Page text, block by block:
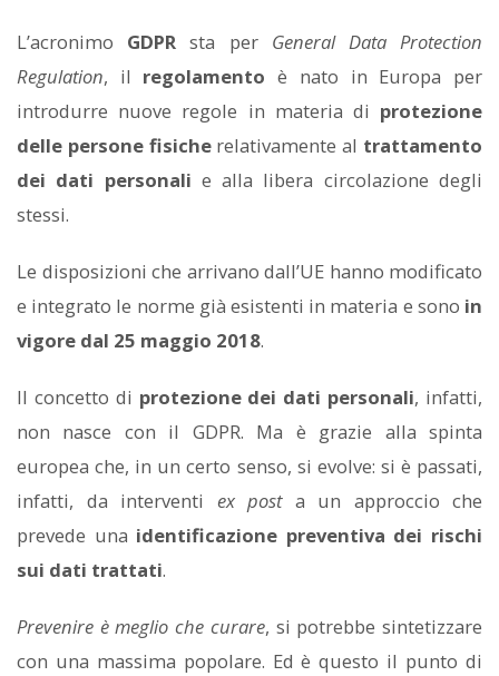
L’acronimo GDPR sta per General Data Protection
Regulation, il regolamento è nato in Europa per
introdurre nuove regole in materia di protezione
delle persone fisicherelativamente al trattamento
dei dati personali e alla libera circolazione degli
stessi.
Le disposizioni che arrivano dall’UE hanno modificato
e integrato le norme già esistenti in materia e sono in
vigore dal 25 maggio 2018.
Il concetto di protezione dei dati personali, infatti,
non nasce con il GDPR. Ma è grazie alla spinta
europea che, in un certo senso, si evolve: si è passati,
infatti, da interventi ex posta un approccio che
prevede una identificazione preventiva dei rischi
sui dati trattati.
Prevenire è meglio che curare, si potrebbe sintetizzare
con una massima popolare. Ed è questo il punto di